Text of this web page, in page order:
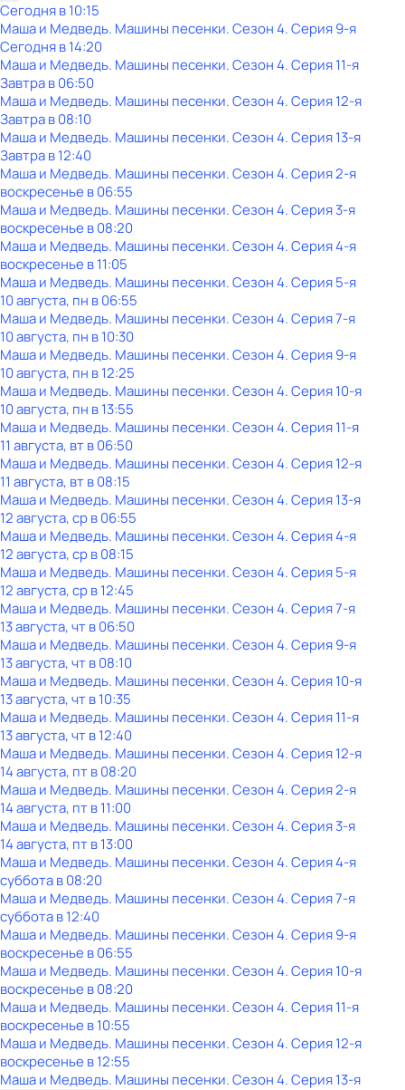
Сегодня в 10:15
Маша и Медведь. Машины песенки. Сезон 4. Серия 9-я
Сегодня в 14:20
Маша и Медведь. Машины песенки. Сезон 4. Серия 11-я
Завтра в 06:50
Маша и Медведь. Машины песенки. Сезон 4. Серия 12-я
Завтра в 08:10
Маша и Медведь. Машины песенки. Сезон 4. Серия 13-я
Завтра в 12:40
Маша и Медведь. Машины песенки. Сезон 4. Серия 2-я
воскресенье в06:55
Маша и Медведь. Машины песенки. Сезон 4. Серия 3-я
воскресенье в08:20
Маша и Медведь. Машины песенки. Сезон 4. Серия 4-я
воскресенье в11:05
Маша и Медведь. Машины песенки. Сезон 4. Серия 5-я
10 августа, пн в 06:55
Маша и Медведь. Машины песенки. Сезон 4. Серия 7-я
10 августа, пн в 10:30
Маша и Медведь. Машины песенки. Сезон 4. Серия 9-я
10 августа, пн в 12:25
Маша и Медведь. Машины песенки. Сезон 4. Серия 10-я
10 августа, пн в 13:55
Маша и Медведь. Машины песенки. Сезон 4. Серия 11-я
11 августа, вт в 06:50
Маша и Медведь. Машины песенки. Сезон 4. Серия 12-я
11 августа, вт в 08:15
Маша и Медведь. Машины песенки. Сезон 4. Серия 13-я
12 августа, ср в 06:55
Маша и Медведь. Машины песенки. Сезон 4. Серия 4-я
12 августа, ср в 08:15
Маша и Медведь. Машины песенки. Сезон 4. Серия 5-я
12 августа, ср в 12:45
Маша и Медведь. Машины песенки. Сезон 4. Серия 7-я
13 августа, чт в 06:50
Маша и Медведь. Машины песенки. Сезон 4. Серия 9-я
13 августа, чт в 08:10
Маша и Медведь. Машины песенки. Сезон 4. Серия 10-я
13 августа, чт в 10:35
Маша и Медведь. Машины песенки. Сезон 4. Серия 11-я
13 августа, чт в 12:40
Маша и Медведь. Машины песенки. Сезон 4. Серия 12-я
14 августа, пт в 08:20
Маша и Медведь. Машины песенки. Сезон 4. Серия 2-я
14 августа, пт в 11:00
Маша и Медведь. Машины песенки. Сезон 4. Серия 3-я
14 августа, пт в 13:00
Маша и Медведь. Машины песенки. Сезон 4. Серия 4-я
субботав08:20
Маша и Медведь. Машины песенки. Сезон 4. Серия 7-я
субботав12:40
Маша и Медведь. Машины песенки. Сезон 4. Серия 9-я
воскресенье в06:55
Маша и Медведь. Машины песенки. Сезон 4. Серия 10-я
воскресенье в08:20
Маша и Медведь. Машины песенки. Сезон 4. Серия 11-я
воскресенье в10:55
Маша и Медведь. Машины песенки. Сезон 4. Серия 12-я
воскресенье в12:55
Маша и Медведь. Машины песенки. Сезон 4. Серия 13-я